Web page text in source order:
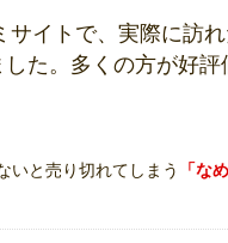
サイトで、実際に訪
た。多くの方が好評
いと売り切れてしまう
「な